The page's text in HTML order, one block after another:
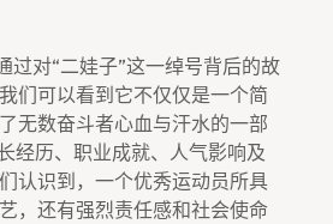
对“二娃子”这一绰号背后的故
们可以看到它不仅仅是一个简
无数奋斗者心血与汗水的一部
经历、职业成就、人气影响及
认识到，一个优秀运动员所具
，还有强烈责任感和社会使命